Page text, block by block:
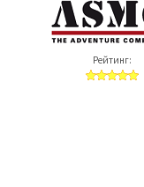
Рейтинг: